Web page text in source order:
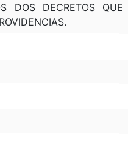
DOS DECRETOS QUE